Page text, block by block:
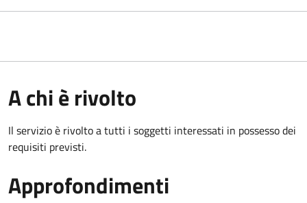
A chi è rivolto
Il servizio è rivolto a tutti i soggetti interessati in possesso dei
requisiti previsti.
Approfondimenti